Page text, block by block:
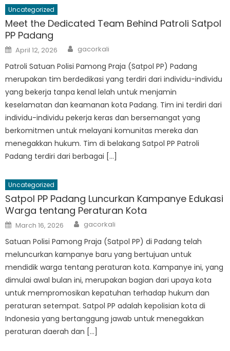
Uncategorized
Meet the Dedicated Team Behind Patroli Satpol
PP Padang
Posted
on
April 12, 2026 Author
gacorkali
Patroli Satuan Polisi Pamong Praja (Satpol PP) Padang
merupakan tim berdedikasi yang terdiri dari individu-individu
yang bekerja tanpa kenal lelah untuk menjamin
keselamatan dan keamanan kota Padang. Tim ini terdiri dari
individu-individu pekerja keras dan bersemangat yang
berkomitmen untuk melayani komunitas mereka dan
menegakkan hukum. Tim di belakang Satpol PP Patroli
Padang terdiri dari berbagai […]
Uncategorized
Satpol PP Padang Luncurkan Kampanye Edukasi
Warga tentang Peraturan Kota
Posted
on
March 16, 2026 Author
gacorkali
Satuan Polisi Pamong Praja (Satpol PP) di Padang telah
meluncurkan kampanye baru yang bertujuan untuk
mendidik warga tentang peraturan kota. Kampanye ini, yang
dimulai awal bulan ini, merupakan bagian dari upaya kota
untuk mempromosikan kepatuhan terhadap hukum dan
peraturan setempat. Satpol PP adalah kepolisian kota di
Indonesia yang bertanggung jawab untuk menegakkan
peraturan daerah dan […]